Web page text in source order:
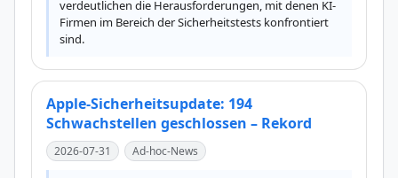
verdeutlichen die Herausforderungen, mit denen KI-
Firmen im Bereich der Sicherheitstests konfrontiert
sind.
Apple-Sicherheitsupdate: 194
Schwachstellen geschlossen – Rekord
2026-07-31 Ad-hoc-News